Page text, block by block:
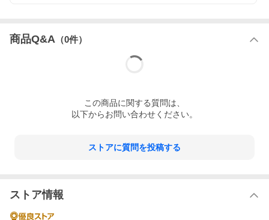
商品Q&A （0件）
この商品に関する質問は、
以下からお問い合わせください。
ストアに質問を投稿する
ストア情報